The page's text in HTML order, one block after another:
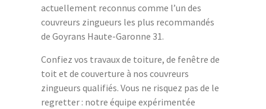
actuellement reconnus comme l’un des
couvreurs zingueurs les plus recommandés
de Goyrans Haute-Garonne 31.
Confiez vos travaux de toiture, de fenêtre de
toit et de couverture à nos couvreurs
zingueurs qualifiés. Vous ne risquez pas de le
regretter : notre équipe expérimentée